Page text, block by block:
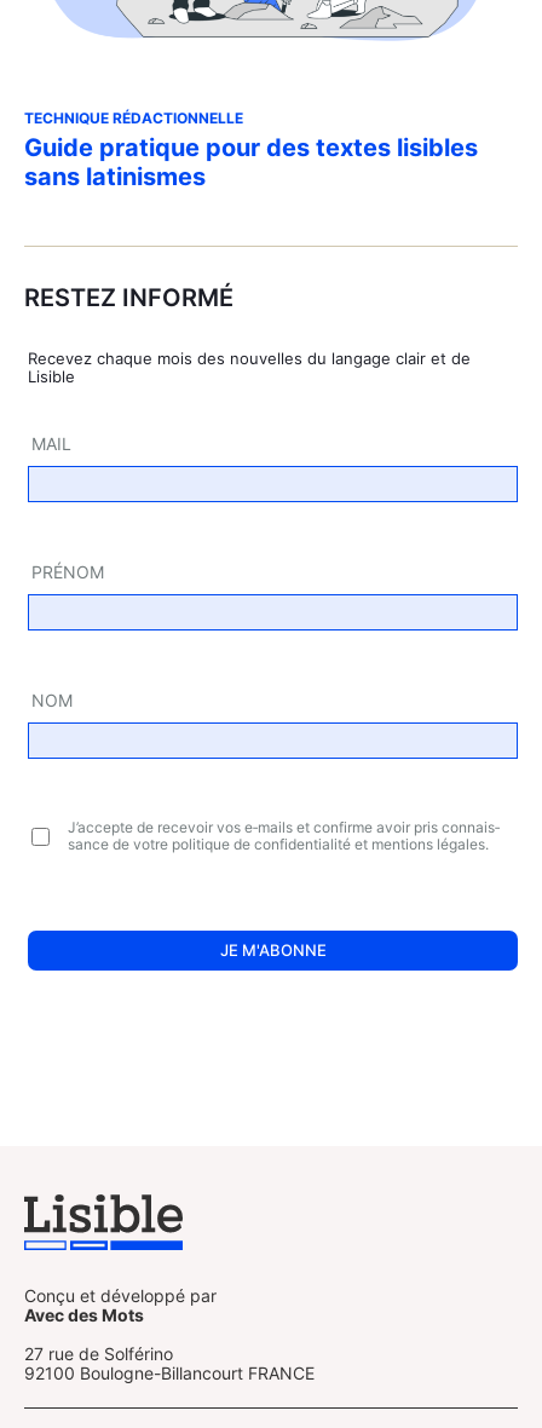
TECHNIQUE RÉDACTIONNELLE
Guide pratique pour des textes lisibles
sans latinismes
RESTEZ INFORMÉ
Rece­vez chaque mois des nou­velles du lan­gage clair et de
Lisible
MAIL
PRÉ­NOM
NOM
J’ac­cepte de rece­voir vos e‑mails et confirme avoir pris connais­
sance de votre poli­tique de confi­den­tia­li­té et men­tions légales.
Conçu et développé par
Avec des Mots
27 rue de Solférino
92100 Boulogne-Billancourt FRANCE